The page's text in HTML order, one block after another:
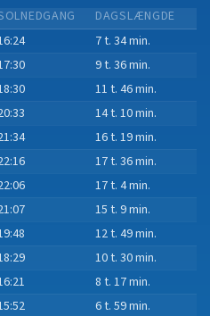
DAGSLÆNGDE
7 t. 34 min.
9 t. 36 min.
11 t. 46 min.
14 t. 10 min.
16 t. 19 min.
17 t. 36 min.
17 t. 4 min.
15 t. 9 min.
12 t. 49 min.
10 t. 30 min.
8 t. 17 min.
6 t. 59 min.